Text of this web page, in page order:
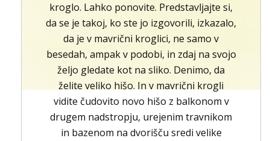
kroglo. Lahko ponovite. Predstavljajte si,
da se je takoj, ko ste jo izgovorili, izkazalo,
da je v mavrični kroglici, ne samo v
besedah, ampak v podobi, in zdaj na svojo
željo gledate kot na sliko. Denimo, da
želite veliko hišo. In v mavrični krogli
vidite čudovito novo hišo z balkonom v
drugem nadstropju, urejenim travnikom
in bazenom na dvorišču sredi velike